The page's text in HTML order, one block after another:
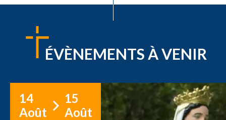
ÉVÈNEMENTS À VENIR
14
Août
15
Août